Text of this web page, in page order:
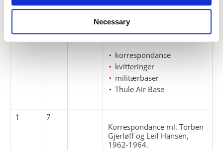
Necessary
Korrespondance ml. Torben
Gjerløff og Niels Helweg-
Larsen samt kvitteringer,
1961.
korrespondance
kvitteringer
militærbaser
Thule Air Base
1
7
Korrespondance ml. Torben
Gjerløff og Leif Hansen,
1962-1964.